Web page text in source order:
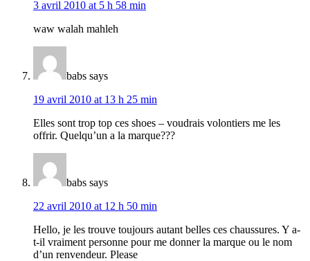
3 avril 2010 at 5 h 58 min
waw walah mahleh
babs says
19 avril 2010 at 13 h 25 min
Elles sont trop top ces shoes – voudrais volontiers me les
offrir. Quelqu’un a la marque???
babs says
22 avril 2010 at 12 h 50 min
Hello, je les trouve toujours autant belles ces chaussures. Y a-
t-il vraiment personne pour me donner la marque ou le nom
d’un renvendeur. Please